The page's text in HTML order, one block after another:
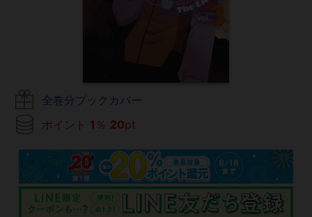
全巻分ブックカバー
ポイント 1 ％ 20pt